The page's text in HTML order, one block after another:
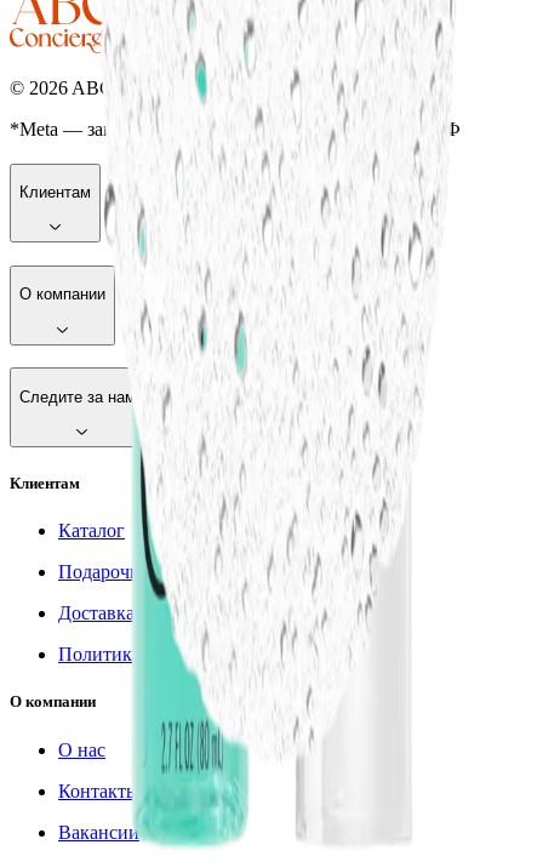
© 2026 ABC Консьерж-сервис
*Meta — запрещенная организация на территории РФ
Клиентам
О компании
Следите за нами
Клиентам
Каталог
Подарочные сертификаты
Доставка
Политика cookie
О компании
О нас
Контакты
Вакансии